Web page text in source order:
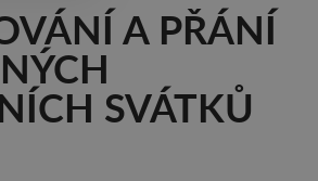
A PŘÁNÍ
SVÁTKŮ